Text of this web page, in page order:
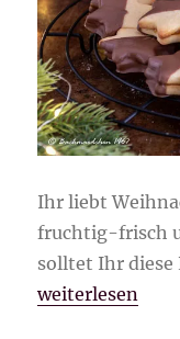
Ihr liebt
fruchtig-frisch
solltet Ihr diese
„Lemon Curd
weiterlesen